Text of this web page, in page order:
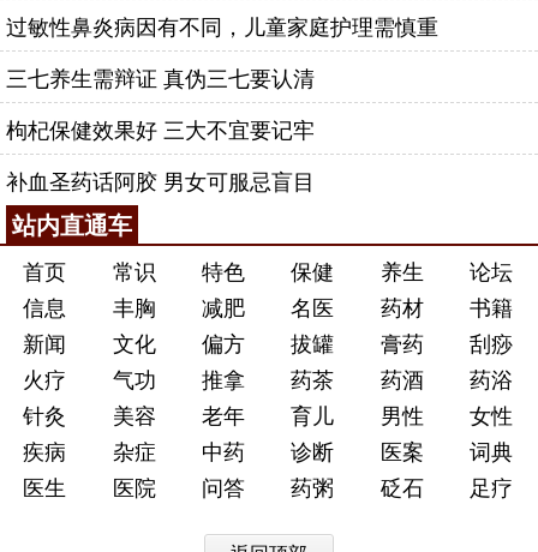
过敏性鼻炎病因有不同，儿童家庭护理需慎重
三七养生需辩证 真伪三七要认清
枸杞保健效果好 三大不宜要记牢
补血圣药话阿胶 男女可服忌盲目
站内直通车
首页 常识 特色 保健 养生
论坛
信息
丰胸 减肥 名医 药材
书籍
新闻
文化 偏方 拔罐 膏药
刮痧
火疗
气功 推拿 药茶 药酒
药浴
针灸
美容 老年 育儿 男性
女性
疾病
杂症 中药 诊断 医案
词典
医生
医院 问答 药粥 砭石 足疗